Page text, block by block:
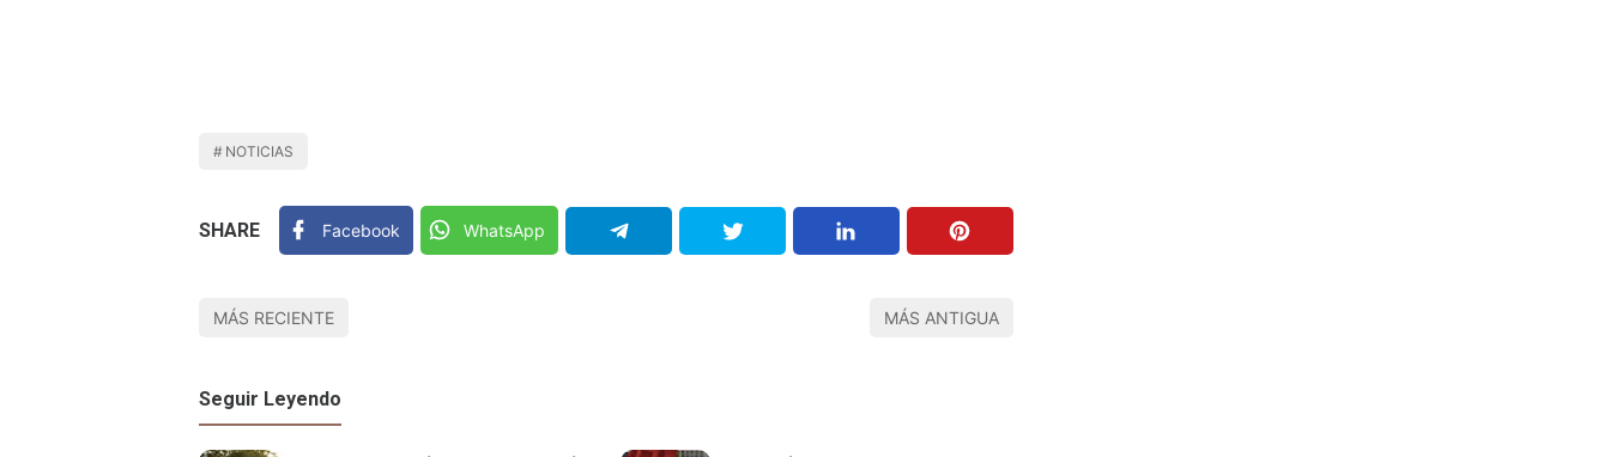
NOTICIAS
SHARE Facebook WhatsApp
MÁS RECIENTE MÁS ANTIGUA
Seguir Leyendo